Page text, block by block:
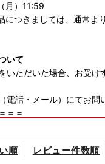
月）11:59
つきましては、通常よ
いて
ただいた場合、お受け
話・メール）にてお問
＝＝
順 レビュー件数順